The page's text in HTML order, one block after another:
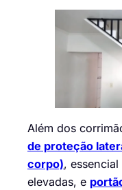
Além dos
de proteção
corpo),
elevadas, e